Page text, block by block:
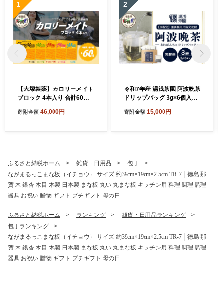
1
【大塚製薬】カロリーメイト
ブロック 4本入り 合計60箱 5
ロリーメイト チョコ バニラ
スポーツ 防災 災害 地震 非常
食 常備食 備蓄 受験 受験応援
新生活 大塚製薬】MS-2
寄附金額 46,000円
2
令和7年産 湯浅茶園 阿波晩茶
ドリップバッグ 3g×6個入×3
阿波晩茶 相生晩茶 番茶 国産
製法 手作り 数量限定 期間限
定】YT-2_2025
寄附金額 15,000円
ふるさと納税ホーム 雑貨・日用品
包丁
ながまるっこまな板（イチョウ） サイズ 約39cm×19cm×2.5cm TR-7 │徳島 那
賀 木 銀杏 木目 木製 日本製 まな板 丸い 丸まな板 キッチン用 料理 調理 調理
器具 お祝い 贈物 ギフト プチギフト 母の日
ふるさと納税ホーム ランキング
雑貨・日用品ランキング
包丁ランキング
ながまるっこまな板（イチョウ） サイズ 約39cm×19cm×2.5cm TR-7 │徳島 那
賀 木 銀杏 木目 木製 日本製 まな板 丸い 丸まな板 キッチン用 料理 調理 調理
器具 お祝い 贈物 ギフト プチギフト 母の日